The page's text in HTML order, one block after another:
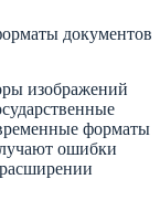
документов
изображений
форматы
ошибки